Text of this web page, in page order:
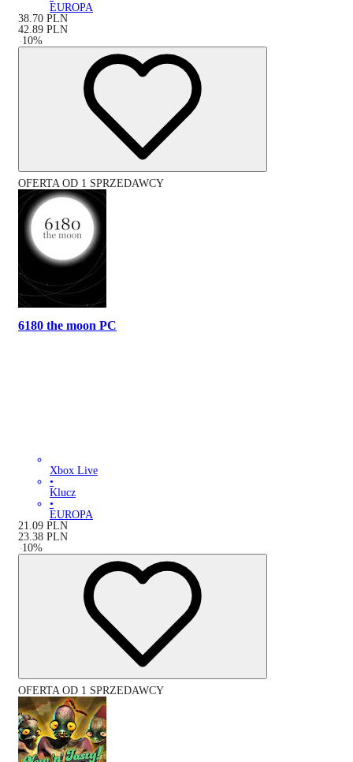
EUROPA
38.70 PLN
42.89 PLN
-10%
OFERTA OD 1 SPRZEDAWCY
6180 the moon PC
Xbox Live
•
Klucz
•
EUROPA
21.09 PLN
23.38 PLN
-10%
OFERTA OD 1 SPRZEDAWCY